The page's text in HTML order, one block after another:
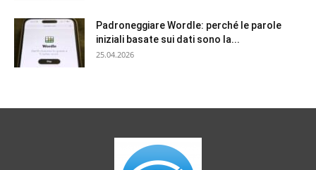
Padroneggiare Wordle: perché le parole
iniziali basate sui dati sono la...
25.04.2026